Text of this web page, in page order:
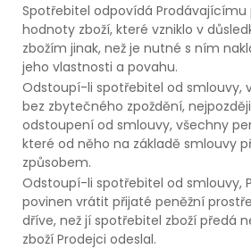
Spotřebitel odpovídá Prodávajícímu
hodnoty zboží, které vzniklo v
zbožím jinak, než je nutné s ním
jeho vlastnosti a povahu.
Odstoupí-li spotřebitel od smlouvy,
bez zbytečného zpoždění,
odstoupení od smlouvy, všechny
které od něho na základě smlouvy
způsobem.
Odstoupí-li spotřebitel od smlouvy,
povinen vrátit přijaté peněžní
dříve, než jí spotřebitel zboží předá
zboží Prodejci odeslal.